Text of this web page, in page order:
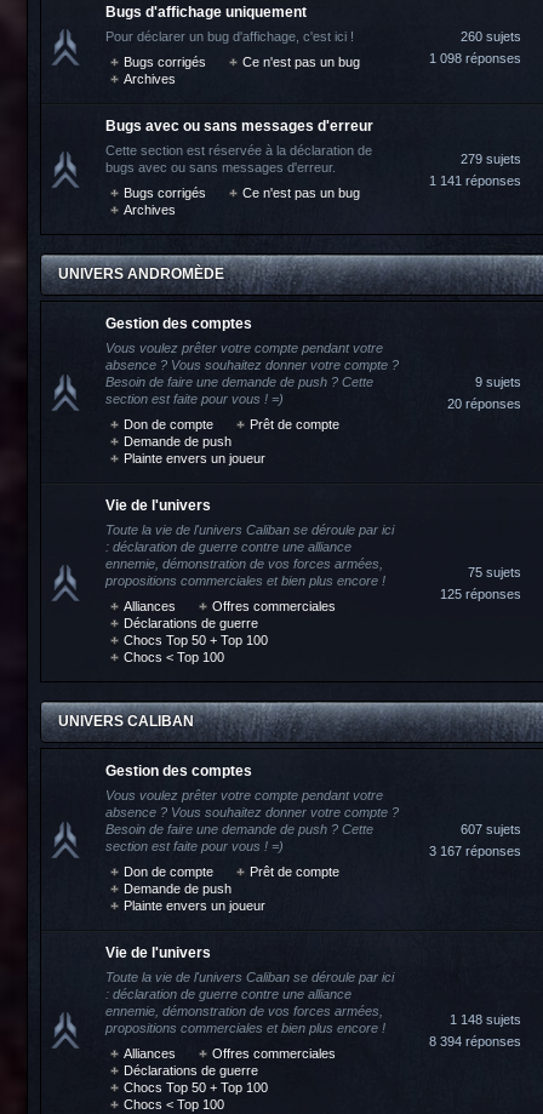
Bugs d'affichage uniquement
Pour déclarer un bug d'affichage, c'est ici !
Bugs corrigés
Ce n'est pas un bug
Archives
260 sujets
1 098 réponses
Bugs avec ou sans messages d'erreur
Cette section est réservée à la déclaration de
bugs avec ou sans messages d'erreur.
Bugs corrigés
Ce n'est pas un bug
Archives
279 sujets
1 141 réponses
UNIVERS ANDROMÈDE
Gestion des comptes
Vous voulez prêter votre compte pendant votre
absence ? Vous souhaitez donner votre compte ?
Besoin de faire une demande de push ? Cette
section est faite pour vous ! =)
Don de compte
Prêt de compte
Demande de push
Plainte envers un joueur
9 sujets
20 réponses
Vie de l'univers
Toute la vie de l'univers Caliban se déroule par ici
: déclaration de guerre contre une alliance
ennemie, démonstration de vos forces armées,
propositions commerciales et bien plus encore !
Alliances
Offres commerciales
Déclarations de guerre
Chocs Top 50 + Top 100
Chocs < Top 100
75 sujets
125 réponses
UNIVERS CALIBAN
Gestion des comptes
Vous voulez prêter votre compte pendant votre
absence ? Vous souhaitez donner votre compte ?
Besoin de faire une demande de push ? Cette
section est faite pour vous ! =)
Don de compte
Prêt de compte
Demande de push
Plainte envers un joueur
607 sujets
3 167 réponses
Vie de l'univers
Toute la vie de l'univers Caliban se déroule par ici
: déclaration de guerre contre une alliance
ennemie, démonstration de vos forces armées,
propositions commerciales et bien plus encore !
Alliances
Offres commerciales
Déclarations de guerre
Chocs Top 50 + Top 100
Chocs < Top 100
1 148 sujets
8 394 réponses